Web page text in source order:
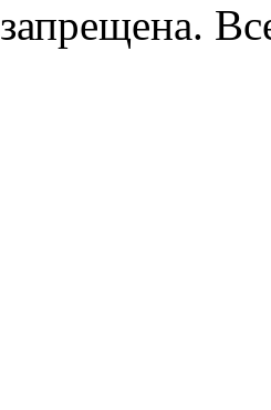
запрещена.